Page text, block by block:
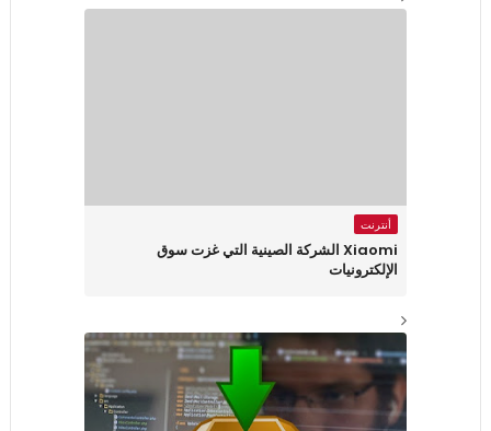
أنترنت
Xiaomi الشركة الصينية التي غزت سوق
الإلكترونيات